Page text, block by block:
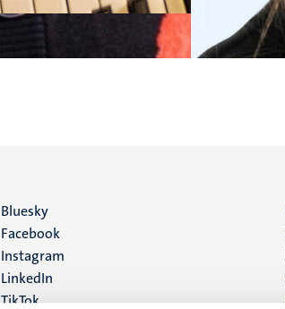
Social
media
Bluesky
Facebook
Instagram
LinkedIn
TikTok